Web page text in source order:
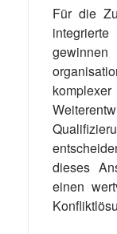
Für die
dieses
einen